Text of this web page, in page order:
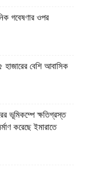
গবেষণার ওপর
হাজারের বেশি আবাসিক
ভূমিকম্পে ক্ষতিগ্রস্ত
করেছে ইমারাতে